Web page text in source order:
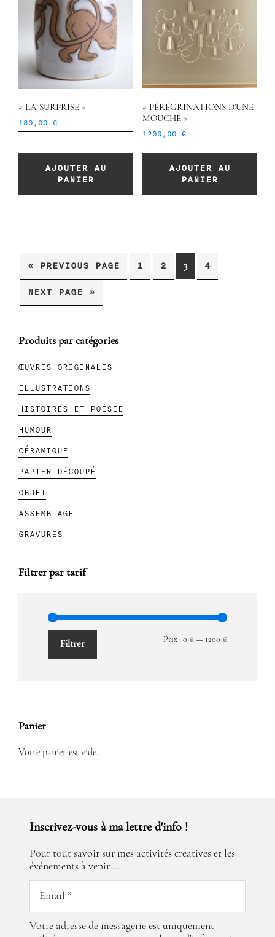
« LA SURPRISE »
180,00 €
AJOUTER AU
PANIER
« PÉRÉGRINATIONS D’UNE
MOUCHE »
1200,00 €
AJOUTER AU
PANIER
« PREVIOUS PAGE 1 2 3
4
NEXT PAGE »
Barre
latérale
principale
Produits par catégories
ŒUVRES ORIGINALES
ILLUSTRATIONS
HISTOIRES ET POÉSIE
HUMOUR
CÉRAMIQUE
PAPIER DÉCOUPÉ
OBJET
ASSEMBLAGE
GRAVURES
Filtrer par tarif
Prix
Prix
Filtrer Prix : 0 € — 1200 €
Panier
Votre panier est vide.
Inscrivez-vous à ma lettre d'info !
Pour tout savoir sur mes activités créatives et les
événements à venir …
Votre adresse de messagerie est uniquement